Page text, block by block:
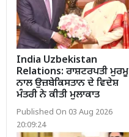
India Uzbekistan
Relations: ਰਾਸ਼ਟਰਪਤੀ ਮੁਰਮੂ
ਨਾਲ ਉਜ਼ਬੇਕਿਸਤਾਨ ਦੇ ਵਿਦੇਸ਼
ਮੰਤਰੀ ਨੇ ਕੀਤੀ ਮੁਲਾਕਾਤ
Published On 03 Aug 2026
20:09:24